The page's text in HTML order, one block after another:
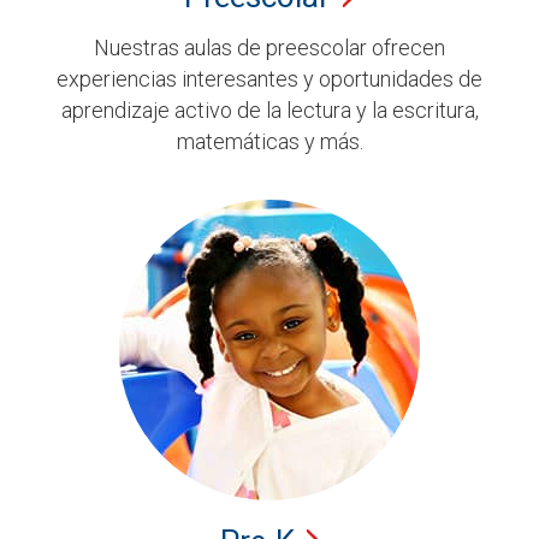
Nuestras aulas de preescolar ofrecen
experiencias interesantes y oportunidades de
aprendizaje activo de la lectura y la escritura,
matemáticas y más.